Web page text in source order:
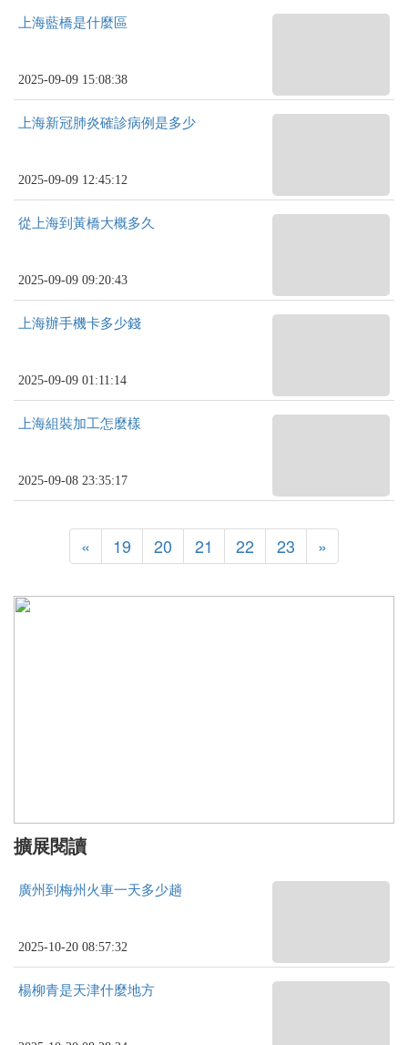
上海藍橋是什麼區
2025-09-09 15:08:38
上海新冠肺炎確診病例是多少
2025-09-09 12:45:12
從上海到黃橋大概多久
2025-09-09 09:20:43
上海辦手機卡多少錢
2025-09-09 01:11:14
上海組裝加工怎麼樣
2025-09-08 23:35:17
« 19 20 21 22 23 »
擴展閱讀
廣州到梅州火車一天多少趟
2025-10-20 08:57:32
楊柳青是天津什麼地方